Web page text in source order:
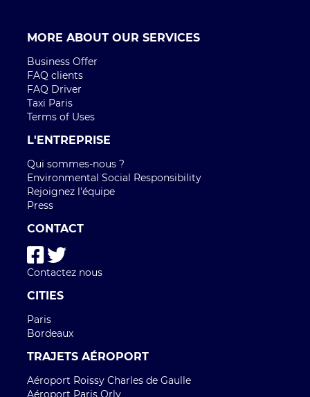
MORE ABOUT OUR SERVICES
Business Offer
FAQ clients
FAQ Driver
Taxi Paris
Terms of Uses
L'ENTREPRISE
Qui sommes-nous ?
Environmental Social Responsibility
Rejoignez l'équipe
Press
CONTACT
Contactez nous
CITIES
Paris
Bordeaux
TRAJETS AÉROPORT
Aéroport Roissy Charles de Gaulle
Aéroport Paris Orly